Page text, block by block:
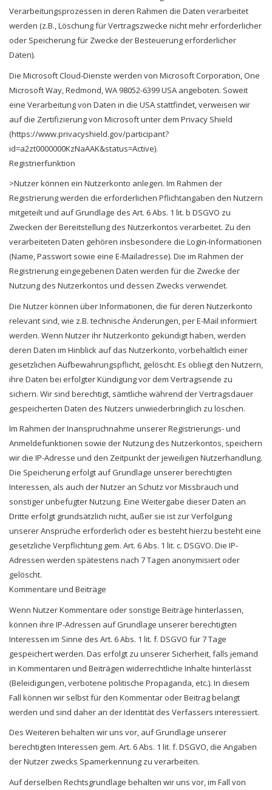
Verarbeitungsprozessen in deren Rahmen die Daten verarbeitet
werden (z.B., Löschung für Vertragszwecke nicht mehr erforderlicher
oder Speicherung für Zwecke der Besteuerung erforderlicher
Daten).
Die Microsoft Cloud-Dienste werden von Microsoft Corporation, One
Microsoft Way, Redmond, WA 98052-6399 USA angeboten. Soweit
eine Verarbeitung von Daten in die USA stattfindet, verweisen wir
auf die Zertifizierung von Microsoft unter dem Privacy Shield
(https://www.privacyshield.gov/participant?
id=a2zt0000000KzNaAAK&status=Active).
Registrierfunktion
>Nutzer können ein Nutzerkonto anlegen. Im Rahmen der
Registrierung werden die erforderlichen Pflichtangaben den Nutzern
mitgeteilt und auf Grundlage des Art. 6 Abs. 1 lit. b DSGVO zu
Zwecken der Bereitstellung des Nutzerkontos verarbeitet. Zu den
verarbeiteten Daten gehören insbesondere die Login-Informationen
(Name, Passwort sowie eine E-Mailadresse). Die im Rahmen der
Registrierung eingegebenen Daten werden für die Zwecke der
Nutzung des Nutzerkontos und dessen Zwecks verwendet.
Die Nutzer können über Informationen, die für deren Nutzerkonto
relevant sind, wie z.B. technische Änderungen, per E-Mail informiert
werden. Wenn Nutzer ihr Nutzerkonto gekündigt haben, werden
deren Daten im Hinblick auf das Nutzerkonto, vorbehaltlich einer
gesetzlichen Aufbewahrungspflicht, gelöscht. Es obliegt den Nutzern,
ihre Daten bei erfolgter Kündigung vor dem Vertragsende zu
sichern. Wir sind berechtigt, sämtliche während der Vertragsdauer
gespeicherten Daten des Nutzers unwiederbringlich zu löschen.
Im Rahmen der Inanspruchnahme unserer Registrierungs- und
Anmeldefunktionen sowie der Nutzung des Nutzerkontos, speichern
wir die IP-Adresse und den Zeitpunkt der jeweiligen Nutzerhandlung.
Die Speicherung erfolgt auf Grundlage unserer berechtigten
Interessen, als auch der Nutzer an Schutz vor Missbrauch und
sonstiger unbefugter Nutzung. Eine Weitergabe dieser Daten an
Dritte erfolgt grundsätzlich nicht, außer sie ist zur Verfolgung
unserer Ansprüche erforderlich oder es besteht hierzu besteht eine
gesetzliche Verpflichtung gem. Art. 6 Abs. 1 lit. c. DSGVO. Die IP-
Adressen werden spätestens nach 7 Tagen anonymisiert oder
gelöscht.
Kommentare und Beiträge
Wenn Nutzer Kommentare oder sonstige Beiträge hinterlassen,
können ihre IP-Adressen auf Grundlage unserer berechtigten
Interessen im Sinne des Art. 6 Abs. 1 lit. f. DSGVO für 7 Tage
gespeichert werden. Das erfolgt zu unserer Sicherheit, falls jemand
in Kommentaren und Beiträgen widerrechtliche Inhalte hinterlässt
(Beleidigungen, verbotene politische Propaganda, etc.). In diesem
Fall können wir selbst für den Kommentar oder Beitrag belangt
werden und sind daher an der Identität des Verfassers interessiert.
Des Weiteren behalten wir uns vor, auf Grundlage unserer
berechtigten Interessen gem. Art. 6 Abs. 1 lit. f. DSGVO, die Angaben
der Nutzer zwecks Spamerkennung zu verarbeiten.
Auf derselben Rechtsgrundlage behalten wir uns vor, im Fall von